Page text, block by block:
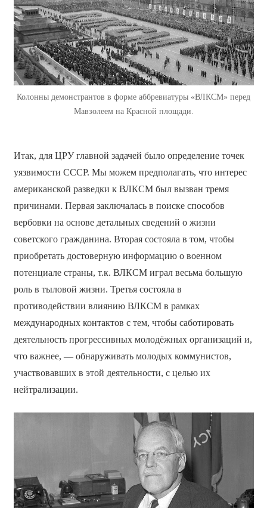
Колонны демонстрантов в форме аббревиатуры «ВЛКСМ» перед
Мавзолеем на Красной площади.
Итак, для ЦРУ главной задачей было определение точек
уязвимости СССР. Мы можем предполагать, что интерес
американской разведки к ВЛКСМ был вызван тремя
причинами. Первая заключалась в поиске способов
вербовки на основе детальных сведений о жизни
советского гражданина. Вторая состояла в том, чтобы
приобретать достоверную информацию о военном
потенциале страны, т.к. ВЛКСМ играл весьма большую
роль в тыловой жизни. Третья состояла в
противодействии влиянию ВЛКСМ в рамках
международных контактов с тем, чтобы саботировать
деятельность прогрессивных молодёжных организаций и,
что важнее, — обнаруживать молодых коммунистов,
участвовавших в этой деятельности, с целью их
нейтрализации.